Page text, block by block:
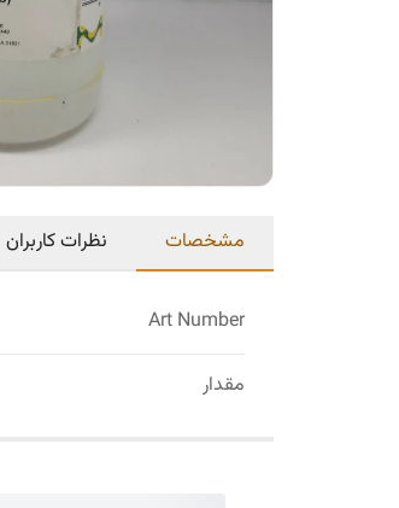
مشخصات نظرات کاربران
Art Number
مقدار